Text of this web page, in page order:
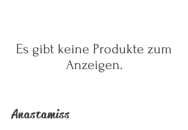
Es gibt keine Produkte zum
Anzeigen.
Anastamiss